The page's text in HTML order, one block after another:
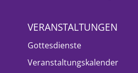
VERANSTALTUNGEN
Gottesdienste
Veranstaltungskalender